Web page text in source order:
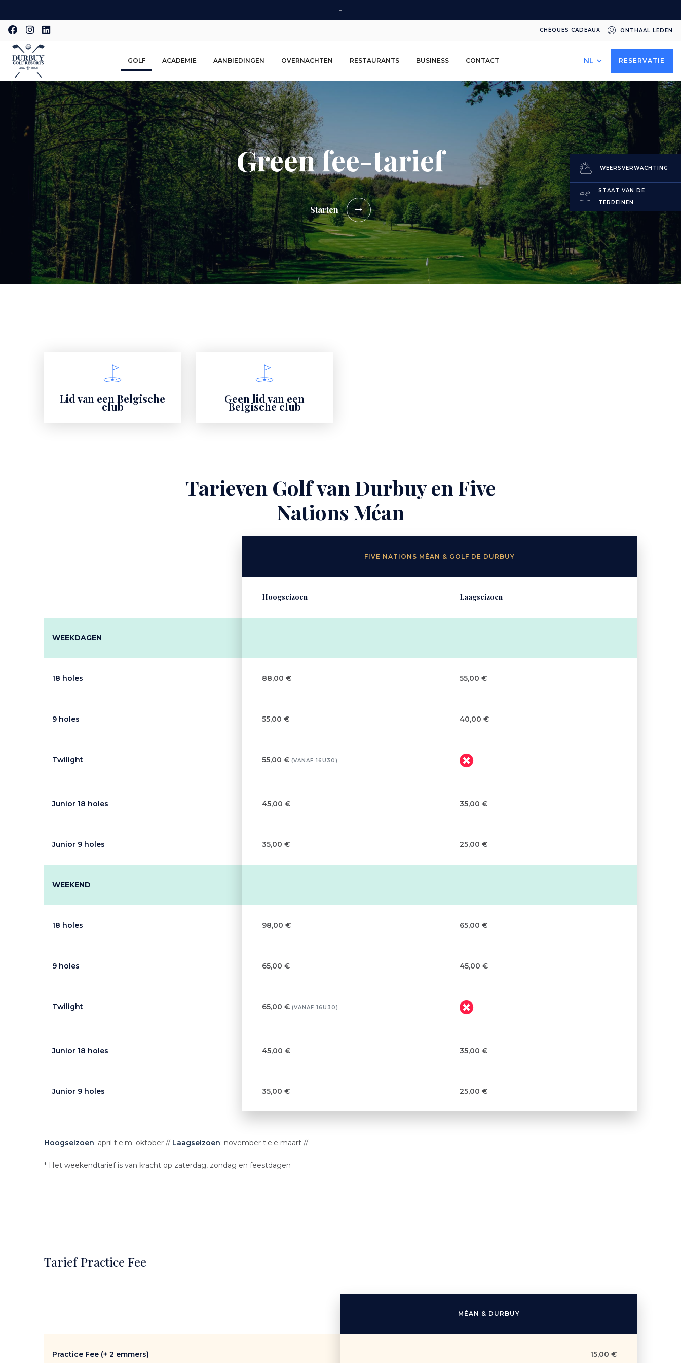
en
naar
inhoud
gaan
-
Second
navigation
CHÈQUES CADEAUX ONTHAAL LEDEN
GOLF ACADEMIE AANBIEDINGEN OVERNACHTEN RESTAURANTS BUSINESS CONTACT
Select
language
RESERVATIE
Green fee-tarief
Starten
WEERSVERWACHTING
STAAT VAN DE
TERREINEN
Lid van een Belgische
club
Geen lid van een
Belgische club
Tarieven Golf van Durbuy en Five
Nations Méan
FIVE NATIONS MÉAN & GOLF DE DURBUY
Hoogseizoen Laagseizoen
WEEKDAGEN
18 holes 88,00 € 55,00 €
9 holes 55,00 € 40,00 €
Twilight 55,00 € (VANAF 16U30)
Junior 18 holes 45,00 € 35,00 €
Junior 9 holes 35,00 € 25,00 €
WEEKEND
18 holes 98,00 € 65,00 €
9 holes 65,00 € 45,00 €
Twilight 65,00 € (VANAF 16U30)
Junior 18 holes 45,00 € 35,00 €
Junior 9 holes 35,00 € 25,00 €
Hoogseizoen: april t.e.m. oktober // Laagseizoen: november t.e.e maart //
* Het weekendtarief is van kracht op zaterdag, zondag en feestdagen
Content
Tarief Practice Fee
MÉAN & DURBUY
Practice Fee (+ 2 emmers) 15,00 €